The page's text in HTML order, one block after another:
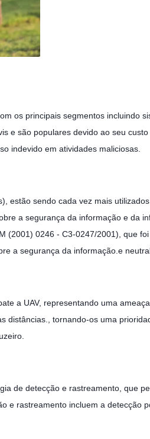
os principais segmentos incluindo
e são populares devido ao seu
indevido em atividades maliciosas.
estão sendo cada vez mais
a segurança da informação e da
0246 - C3-0247/2001), que
a segurança da informação.e
a UAV, representando uma
tornando-os uma
de detecção e rastreamento, que
e rastreamento incluem a detecção